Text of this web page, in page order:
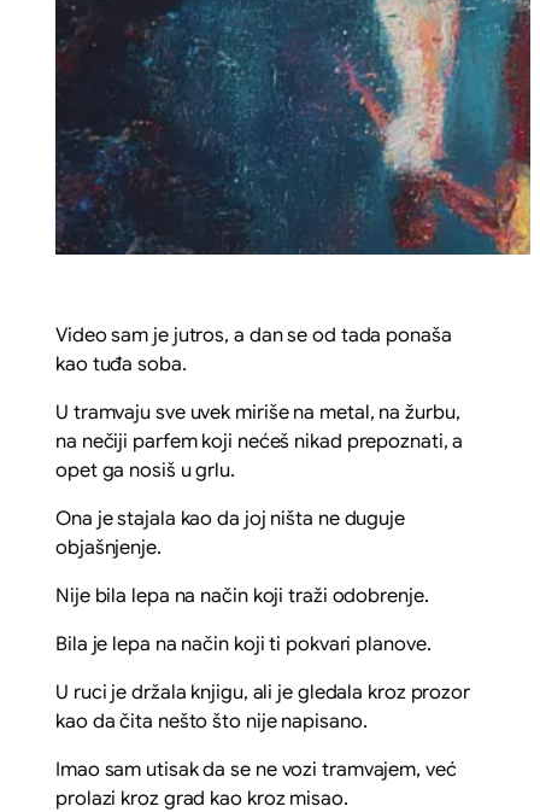
Video sam je jutros, a dan se od tada ponaša
kao tuđa soba.
U tramvaju sve uvek miriše na metal, na žurbu,
na nečiji parfem koji nećeš nikad prepoznati, a
opet ga nosiš u grlu.
Ona je stajala kao da joj ništa ne duguje
objašnjenje.
Nije bila lepa na način koji traži odobrenje.
Bila je lepa na način koji ti pokvari planove.
U ruci je držala knjigu, ali je gledala kroz prozor
kao da čita nešto što nije napisano.
Imao sam utisak da se ne vozi tramvajem, već
prolazi kroz grad kao kroz misao.